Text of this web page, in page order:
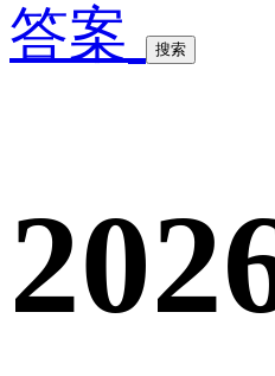
答案
搜索